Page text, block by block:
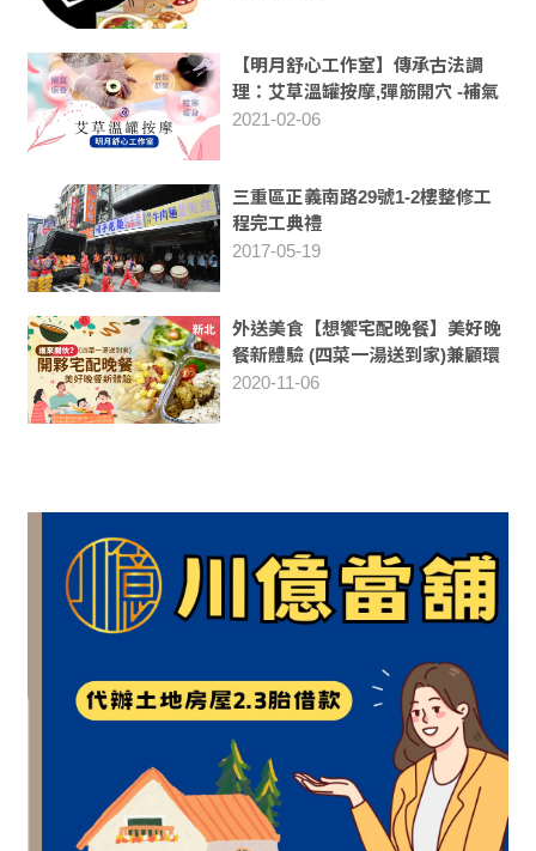
【明月舒心工作室】傳承古法調
理：艾草溫罐按摩,彈筋開穴 -補氣
血,祛除體內濕氣
2021-02-06
三重區正義南路29號1-2樓整修工
程完工典禮
2017-05-19
外送美食【想饗宅配晚餐】美好晚
餐新體驗 (四菜一湯送到家)兼顧環
保、衛生與便利 -[外送新北市蘆洲
2020-11-06